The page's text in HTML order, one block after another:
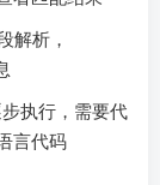
解析，
执行，需要代
言代码